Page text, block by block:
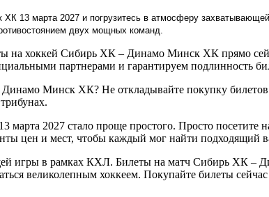
13 марта 2027 и погрузитесь в атмосферу
двух мощных команд.
на хоккей Сибирь ХК – Динамо Минск ХК прямо
партнерами и гарантируем подлинность
Минск ХК? Не откладывайте покупку
2027 стало проще простого. Просто посетите
цен и мест, чтобы каждый мог найти подходящий
игры в рамках КХЛ. Билеты на матч Сибирь ХК –
великолепным хоккеем. Покупайте билеты